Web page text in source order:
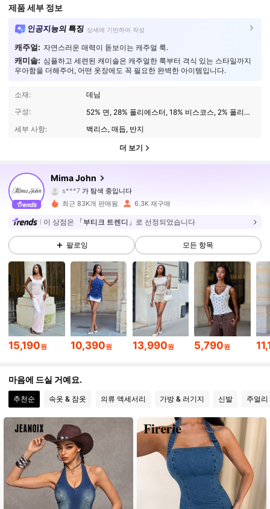
제품 세부 정보
인공지능의 특징 상세에 기반하여 작성
캐주얼: 자연스러운 매력이 돋보이는 캐주얼 룩.
캐미솔: 심플하고 세련된 캐미솔은 캐주얼한 룩부터 격식 있는 스타일까지
우아함을 더해주어, 어떤 옷장에도 꼭 필요한 완벽한 아이템입니다.
소재:
데님
구성:
52% 면, 28% 폴리에스터, 18% 비스코스, 2% 폴리우레탄
세부 사항:
백리스, 매듭, 반지
더 보기
Mima John
s***7가 탐색 중입니다
4.82
25K 팔로워
4.82 25K 팔로워
4.82 25K 팔로워
4.82 25K 팔로워
4.82 25K 팔로워
4.82 25K 팔로워
4.82 25K 팔로워
4.82 25K 팔로워
4.82 25K 팔로워
최근 83K개 판매됨 6.3K 재구매
이 상점은 「부티크 트렌디」 로 선정되었습니다
팔로잉 모든 항목
15,190원 10,390원 13,990원 5,790원
마음에 드실 거예요.
추천순 속옷 & 잠옷 의류 액세서리 가방 & 러기지 신발 주얼